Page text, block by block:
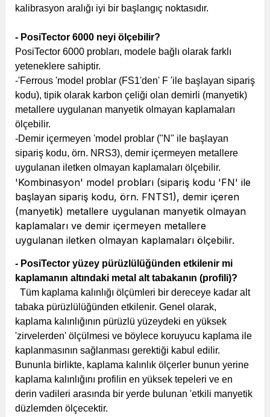
kalibrasyon aralığı iyi bir başlangıç ​​noktasıdır.
- PosiTector 6000 neyi ölçebilir?
PosiTector 6000 probları, modele bağlı olarak farklı
yeteneklere sahiptir.
-'Ferrous 'model problar (FS1'den' F 'ile başlayan sipariş
kodu), tipik olarak karbon çeliği olan demirli (manyetik)
metallere uygulanan manyetik olmayan kaplamaları
ölçebilir.
-Demir içermeyen 'model problar ("N" ile başlayan
sipariş kodu, örn. NRS3), demir içermeyen metallere
uygulanan iletken olmayan kaplamaları ölçebilir.
'Kombinasyon' model probları (sipariş kodu 'FN' ile
başlayan sipariş kodu, örn. FNTS1), demir içeren
(manyetik) metallere uygulanan manyetik olmayan
kaplamaları ve demir içermeyen metallere
uygulanan iletken olmayan kaplamaları ölçebilir.
- PosiTector yüzey pürüzlülüğünden etkilenir mi
kaplamanın altındaki metal alt tabakanın (profili)?
Tüm kaplama kalınlığı ölçümleri bir dereceye kadar alt
tabaka pürüzlülüğünden etkilenir. Genel olarak,
kaplama kalınlığının pürüzlü yüzeydeki en yüksek
'zirvelerden' ölçülmesi ve böylece koruyucu kaplama ile
kaplanmasının sağlanması gerektiği kabul edilir.
Bununla birlikte, kaplama kalınlık ölçerler bunun yerine
kaplama kalınlığını profilin en yüksek tepeleri ve en
derin vadileri arasında bir yerde bulunan 'etkili manyetik
düzlemden ölçecektir.